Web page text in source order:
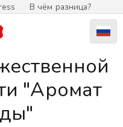
В чём разница?
"Аромат